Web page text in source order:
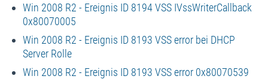
Win 2008 R2 - Ereignis ID 8194 VSS IVssWriterCallback
0x80070005
Win 2008 R2 - Ereignis ID 8193 VSS error bei DHCP
Server Rolle
Win 2008 R2 - Ereignis ID 8193 VSS error 0x80070539